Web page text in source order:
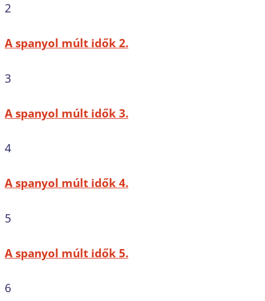
2
A spanyol múlt idők 2.
3
A spanyol múlt idők 3.
4
A spanyol múlt idők 4.
5
A spanyol múlt idők 5.
6